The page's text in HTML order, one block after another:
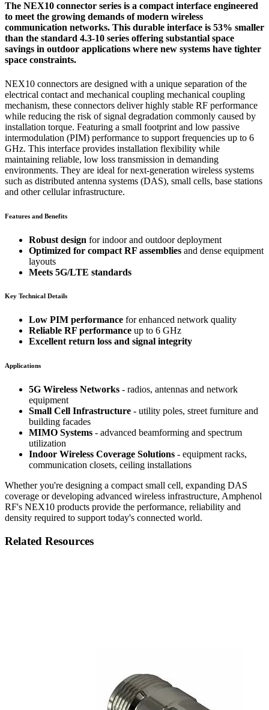
The NEX10 connector series is a compact interface engineered
to meet the growing demands of modern wireless
communication networks. This durable interface is 53% smaller
than the standard 4.3-10 series offering substantial space
savings in outdoor applications where new systems have tighter
space constraints.
NEX10 connectors are designed with a unique separation of the
electrical contact and mechanical coupling mechanical coupling
mechanism, these connectors deliver highly stable RF performance
while reducing the risk of signal degradation commonly caused by
installation torque. Featuring a small footprint and low passive
intermodulation (PIM) performance to support frequencies up to 6
GHz. This interface provides installation flexibility while
maintaining reliable, low loss transmission in demanding
environments. They are ideal for next-generation wireless systems
such as distributed antenna systems (DAS), small cells, base stations
and other cellular infrastructure.
Features and Benefits
Robust design for indoor and outdoor deployment
Optimized for compact RF assemblies and dense equipment
layouts
Meets 5G/LTE standards
Key Technical Details
Low PIM performance for enhanced network quality
Reliable RF performance up to 6 GHz
Excellent return loss and signal integrity
Applications
5G Wireless Networks - radios, antennas and network
equipment
Small Cell Infrastructure - utility poles, street furniture and
building facades
MIMO Systems - advanced beamforming and spectrum
utilization
Indoor Wireless Coverage Solutions - equipment racks,
communication closets, ceiling installations
Whether you're designing a compact small cell, expanding DAS
coverage or developing advanced wireless infrastructure, Amphenol
RF's NEX10 products provide the performance, reliability and
density required to support today's connected world.
Related Resources